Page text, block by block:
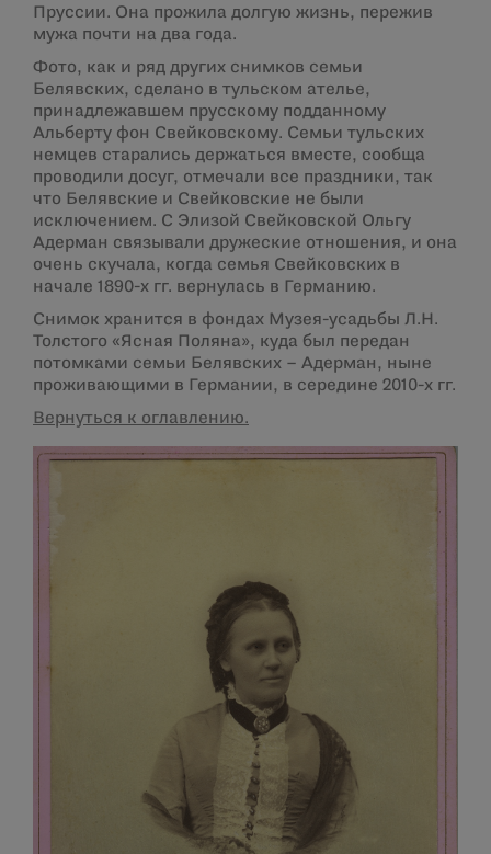
Пруссии. Она прожила долгую жизнь, пережив
мужа почти на два года.
Фото, как и ряд других снимков семьи
Белявских, сделано в тульском ателье,
принадлежавшем прусскому подданному
Альберту фон Свейковскому. Семьи тульских
немцев старались держаться вместе, сообща
проводили досуг, отмечали все праздники, так
что Белявские и Свейковские не были
исключением. С Элизой Свейковской Ольгу
Адерман связывали дружеские отношения, и она
очень скучала, когда семья Свейковских в
начале 1890-х гг. вернулась в Германию.
Снимок хранится в фондах Музея-усадьбы Л.Н.
Толстого «Ясная Поляна», куда был передан
потомками семьи Белявских – Адерман, ныне
проживающими в Германии, в середине 2010-х гг.
Вернуться к оглавлению.